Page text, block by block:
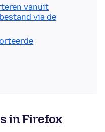
vanuit
via de
in Firefox